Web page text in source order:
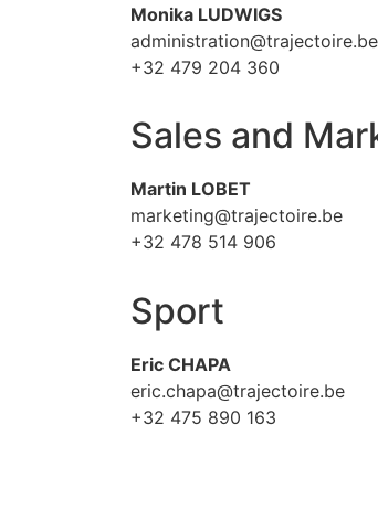
Monika LUDWIGS
administration@trajectoire.be
+32 479 204 360
Sales and
Martin LOBET
marketing@trajectoire.be
+32 478 514 906
Sport
Eric CHAPA
eric.chapa@trajectoire.be
+32 475 890 163